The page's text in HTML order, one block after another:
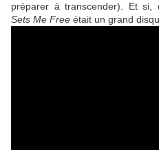
préparer à transcender). Et si,
Sets Me Free était un grand